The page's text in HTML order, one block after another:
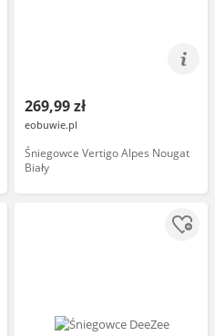
269,99 zł
eobuwie.pl
Śniegowce Vertigo Alpes Nougat
Biały